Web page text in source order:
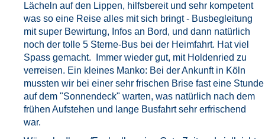
Lächeln auf den Lippen, hilfsbereit und sehr kompetent
was so eine Reise alles mit sich bringt - Busbegleitung
mit super Bewirtung, Infos an Bord, und dann natürlich
noch der tolle 5 Sterne-Bus bei der Heimfahrt. Hat viel
Spass gemacht. Immer wieder gut, mit Holdenried zu
verreisen. Ein kleines Manko: Bei der Ankunft in Köln
mussten wir bei einer sehr frischen Brise fast eine Stunde
auf dem "Sonnendeck" warten, was natürlich nach dem
frühen Aufstehen und lange Busfahrt sehr erfrischend
war.